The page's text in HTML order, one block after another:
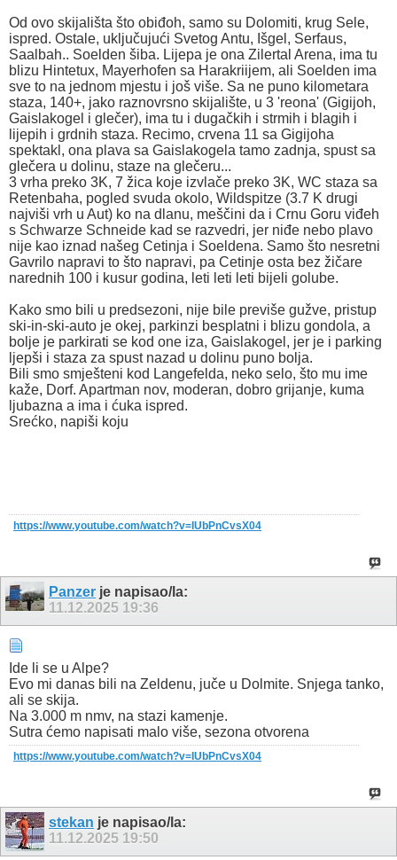
Od ovo skijališta što obiđoh, samo su Dolomiti, krug Sele,
ispred. Ostale, uključujući Svetog Antu, Išgel, Serfaus,
Saalbah.. Soelden šiba. Lijepa je ona Zilertal Arena, ima tu
blizu Hintetux, Mayerhofen sa Harakriijem, ali Soelden ima
sve to na jednom mjestu i još više. Sa ne puno kilometara
staza, 140+, jako raznovrsno skijalište, u 3 'reona' (Gigijoh,
Gaislakogel i glečer), ima tu i dugačkih i strmih i blagih i
lijepih i grdnih staza. Recimo, crvena 11 sa Gigijoha
spektakl, ona plava sa Gaislakogela tamo zadnja, spust sa
glečera u dolinu, staze na glečeru...
3 vrha preko 3K, 7 žica koje izvlače preko 3K, WC staza sa
Retenbaha, pogled svuda okolo, Wildspitze (3.7 K drugi
najviši vrh u Aut) ko na dlanu, meščini da i Crnu Goru viđeh
s Schwarze Schneide kad se razvedri, jer niđe nebo plavo
nije kao iznad našeg Cetinja i Soeldena. Samo što nesretni
Gavrilo napravi to što napravi, pa Cetinje osta bez žičare
narednih 100 i kusur godina, leti leti leti bijeli golube.
Kako smo bili u predsezoni, nije bile previše gužve, pristup
ski-in-ski-auto je okej, parkinzi besplatni i blizu gondola, a
bolje je parkirati se kod one iza, Gaislakogel, jer je i parking
ljepši i staza za spust nazad u dolinu puno bolja.
Bili smo smješteni kod Langefelda, neko selo, što mu ime
kaže, Dorf. Apartman nov, moderan, dobro grijanje, kuma
ljubazna a ima i ćuka ispred.
Srećko, napiši koju
https://www.youtube.com/watch?v=IUbPnCvsX04
Panzer je napisao/la:
11.12.2025 19:36
Ide li se u Alpe?
Evo mi danas bili na Zeldenu, juče u Dolmite. Snjega tanko,
ali se skija.
Na 3.000 m nmv, na stazi kamenje.
Sutra ćemo napisati malo više, sezona otvorena
https://www.youtube.com/watch?v=IUbPnCvsX04
stekan je napisao/la:
11.12.2025 19:50